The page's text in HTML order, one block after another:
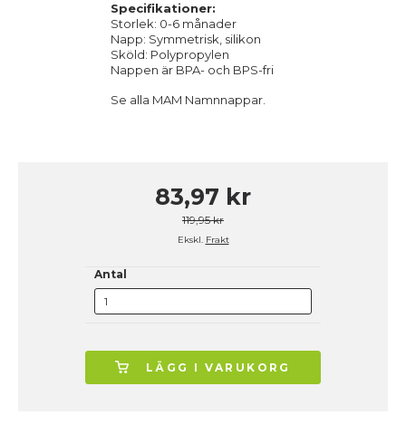
Specifikationer:
Storlek: 0-6 månader
Napp: Symmetrisk, silikon
Sköld: Polypropylen
Nappen är BPA- och BPS-fri
Se alla MAM Namnnappar.
83,97 kr
119,95 kr
Ekskl. Frakt
Antal
LÄGG I VARUKORG